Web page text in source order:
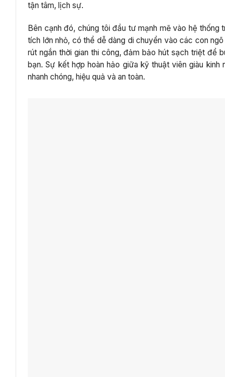
tận tâm, lịch sự.
Bên cạnh đó, chúng tôi đầu tư mạnh mẽ vào hệ
tích lớn nhỏ, có thể dễ dàng di chuyển vào các con
rút ngắn thời gian thi công, đảm bảo hút sạch triệt để
bạn. Sự kết hợp hoàn hảo giữa kỹ thuật viên giàu
nhanh chóng, hiệu quả và an toàn.